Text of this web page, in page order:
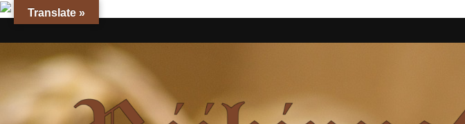
Translate »